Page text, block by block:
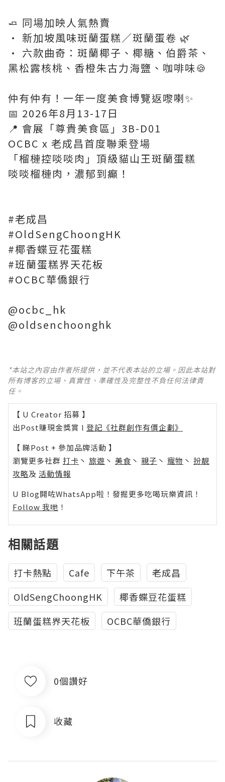
🧈 同場加映人氣熱賣
• 新加坡風味斑蘭蛋糕／斑蘭蛋卷 🌿
• 六款曲奇：斑蘭椰子、椰糖、伯爵茶、
黑松露核桃、香橙朱古力海鹽、咖啡味🍪
仲有仲有！一年一度美食博覽返嚟喇✨
📅 2026年8月13-17日
📍 會展「尊貴美食區」3B-D01
OCBC x 老成昌首度聯乘登場
「榴槤控啖啖肉」頂級貓山王斑蘭蛋糕
啖啖榴槤肉，濃郁到癲！
#老成昌
#OldSengChoongHK
#椰香蝶豆花蛋糕
#班蘭蛋糕界天花板
#OCBC華僑銀行
@ocbc_hk
@oldsenchoonghk
*本站之內容由作者所提供，並不代表本站的立場。因此本站對
所有博客的立場、真實性、準確性及完整性不負任何法律責
任。
【 U Creator 招募 】
出Post賺現金獎賞 l 登記《社群創作有價企劃》
【 睇Post + 參加品牌活動 】
瀏覽更多社群 打卡 丶 旅遊 丶 美食 丶 親子 丶 寵物 丶 扮靚
攻略及 活動情報
U Blog開咗WhatsApp啦！發掘更多吃喝玩樂資訊！
Follow 我哋 ！
相關話題
打卡熱點 Cafe 下午茶
老成昌
OldSengChoongHK
椰香蝶豆花蛋糕
班蘭蛋糕界天花板
OCBC華僑銀行
0個讚好
收藏